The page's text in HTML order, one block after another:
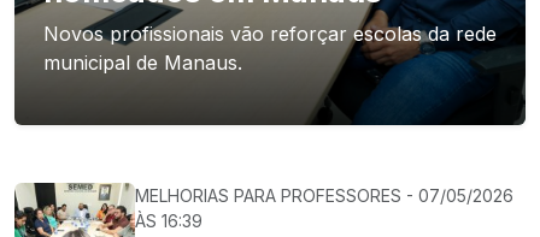
Novos profissionais vão reforçar escolas da rede
municipal de Manaus.
MELHORIAS PARA PROFESSORES - 07/05/2026
ÀS 16:39